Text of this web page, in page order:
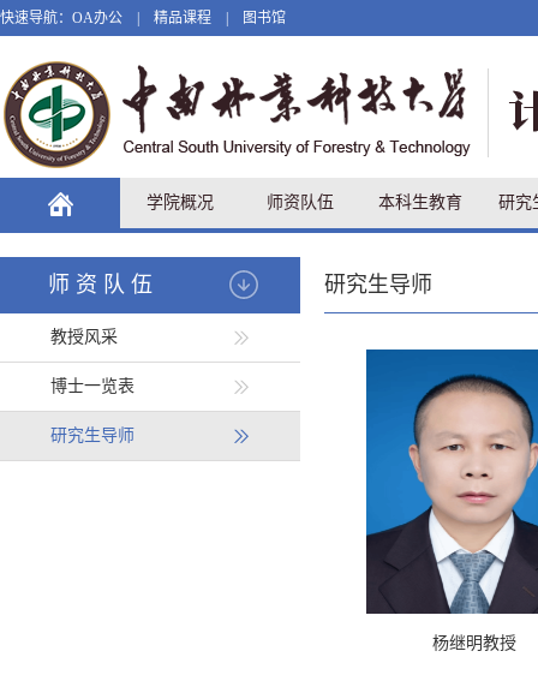
快速导航： OA办公 精品课程 图书馆
学院概况 师资队伍 本科生教育 研究
师资队伍
教授风采
博士一览表
研究生导师
研究生导师
杨继明教授